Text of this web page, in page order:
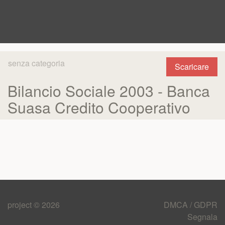
Scaricare
senza categoria
Bilancio Sociale 2003 - Banca
Suasa Credito Cooperativo
project © 2026
DMCA / GDPR
Segnala